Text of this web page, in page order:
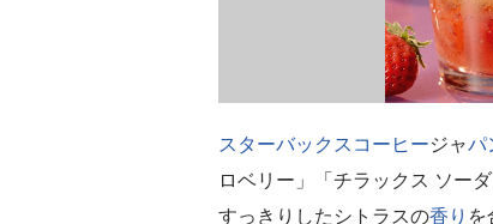
スターバックス コーヒージャパ
ロベリー」「チラックス ソー
すっきりしたシトラスの香り を